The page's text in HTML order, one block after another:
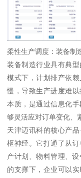
柔性生产调度：装备制
装备制造行业具有典
模式下，计划排产依
慢，导致生产进度难
本质，是通过信息化
够灵活应对订单变化、
天津迈讯科的核心产
枢神经。它打通了从
产计划、物料管理、
的支撑下，企业可以